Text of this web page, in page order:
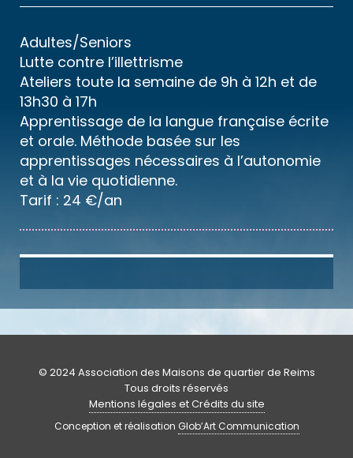
Adultes/Seniors
Lutte contre l’illettrisme
Ateliers toute la semaine de 9h à 12h et de
13h30 à 17h
Apprentissage de la langue française écrite
et orale. Méthode basée sur les
apprentissages nécessaires à l’autonomie
et à la vie quotidienne.
Tarif : 24 €/an
© 2024 Association des Maisons de quartier de Reims
Tous droits réservés
Mentions légales et Crédits du site
Conception et réalisation Glob’Art Communication